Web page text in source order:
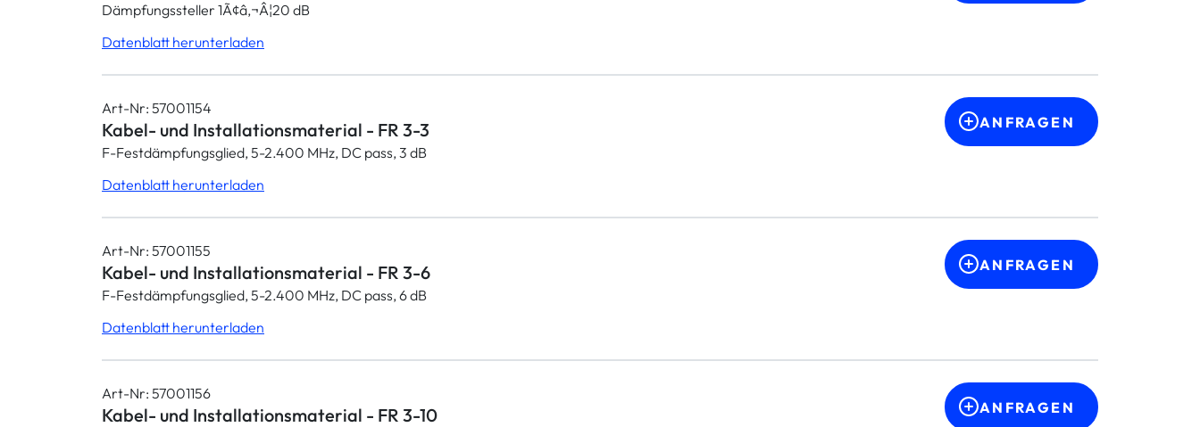
Dämpfungssteller 1Ã¢â‚¬Â¦20 dB
Datenblatt herunterladen
Art-Nr: 57001154
Kabel- und Installationsmaterial - FR 3-3
F-Festdämpfungsglied, 5-2.400 MHz, DC pass, 3 dB
Datenblatt herunterladen
ANFRAGEN
Art-Nr: 57001155
Kabel- und Installationsmaterial - FR 3-6
F-Festdämpfungsglied, 5-2.400 MHz, DC pass, 6 dB
Datenblatt herunterladen
ANFRAGEN
Art-Nr: 57001156
Kabel- und Installationsmaterial - FR 3-10 ANFRAGEN